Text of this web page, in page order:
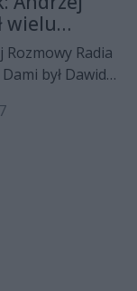
i Patryk
wielu
Rozmowy Radia
był Dawid
Rozmawiał